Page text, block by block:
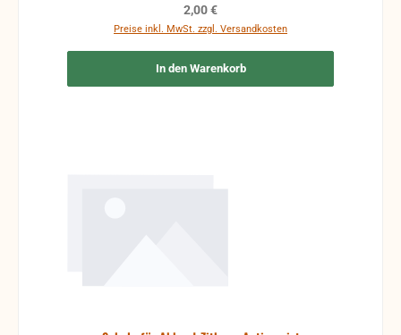
Regulärer Preis:
2,00 €
Preise inkl. MwSt. zzgl. Versandkosten
In den Warenkorb